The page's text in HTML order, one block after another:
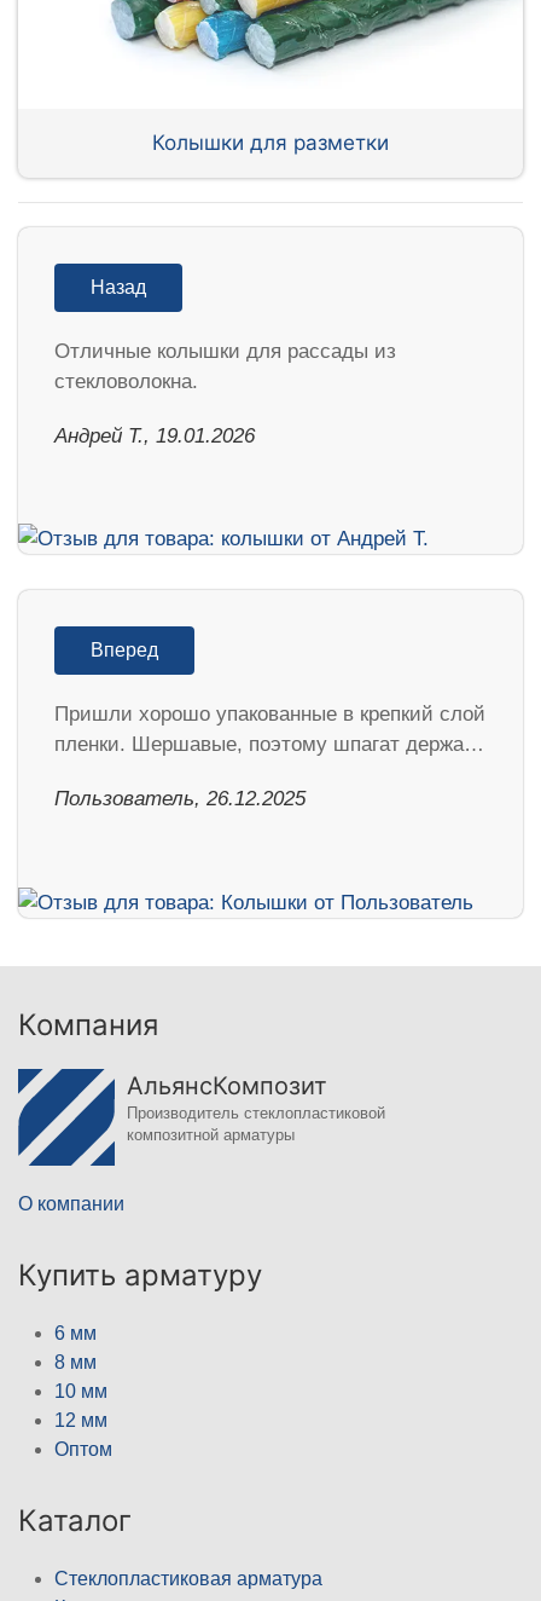
Колышки для разметки
Назад
Отличные колышки для рассады из
стекловолокна.
Андрей Т., 19.01.2026
Вперед
Пришли хорошо упакованные в крепкий слой
пленки. Шершавые, поэтому шпагат держа…
Пользователь, 26.12.2025
Компания
АльянсКомпозит
Производитель стеклопластиковой
композитной арматуры
О компании
Купить арматуру
6 мм
8 мм
10 мм
12 мм
Оптом
Каталог
Стеклопластиковая арматура